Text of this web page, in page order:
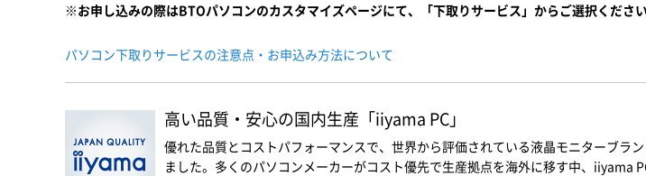
※お申し込みの際はBTOパソコンのカスタマイズページにて、「下取りサービス」からご選択ください
パソコン下取りサービスの注意点・お申込み方法について
高い品質・安心の国内生産「iiyama PC」
優れた品質とコストパフォーマンスで、世界から評価されている液晶モニターブ
ました。多くのパソコンメーカーがコスト優先で生産拠点を海外に移す中、iiyama